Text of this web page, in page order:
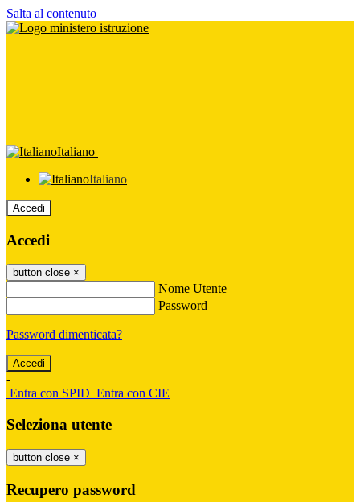
Salta al contenuto
Italiano
Italiano
Accedi
Accedi
button close ×
Nome Utente
Password
Password dimenticata?
-
Entra con SPID Entra con CIE
Seleziona utente
button close ×
Recupero password